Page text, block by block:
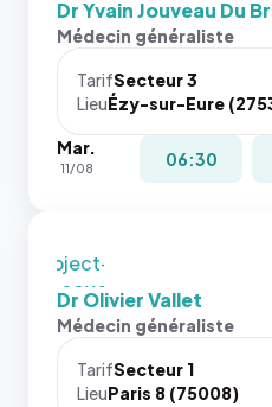
l'annuaire
dans ce
cas. #}
Sans ces
navigateur
pas la
place, et
dernières
images de
l'annuaire
dans ce
cas. #}
Dr Yvain Jouveau Du
Médecin généraliste
TarifSecteur 3
LieuÉzy-sur-Eure
Mar.
11/08 06:30
rapport 1:1
juste à
toutes les
puisque la
`object-
fit: cover`.
Sans ces
navigateur
Dr Olivier Vallet
Médecin généraliste
TarifSecteur 1
LieuParis 8 (75008)